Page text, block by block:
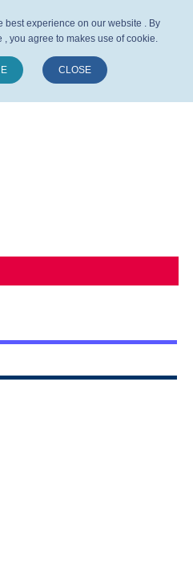
best experience on our website . By
you agree to makes use of cookie.
CLOSE